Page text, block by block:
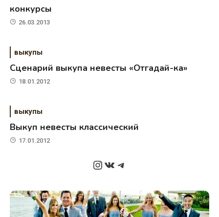
конкурсы
26.03.2013
выкупы
Сценарий выкупа невесты «Отгадай-ка»
18.01.2012
выкупы
Выкуп невесты классический
17.01.2012
Instagram
ВКонтакте
Telegram